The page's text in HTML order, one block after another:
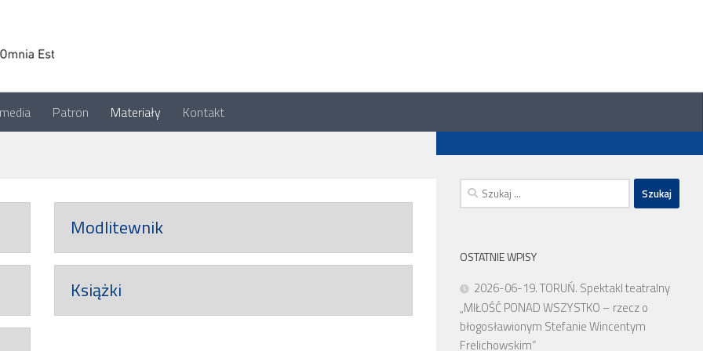
Patron Materiały Kontakt
Modlitewnik
Książki
Szukaj:
OSTATNIE WPISY
2026-06-19. TORUŃ. Spektakl teatralny
„MIŁOŚĆ PONAD WSZYSTKO – rzecz o
błogosławionym Stefanie Wincentym
Frelichowskim”